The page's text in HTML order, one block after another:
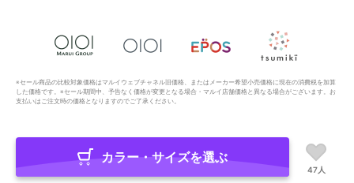
※セール商品の比較対象価格はマルイウェブチャネル旧価格、またはメーカー希望小売価格に現在の消費税を加算
した価格です。※セール期間中、予告なく価格が変更となる場合・マルイ店舗価格と異なる場合がございます。お
支払いはご注文時の価格となりますのでご了承ください。
Copyright All Rights Reserved. MARUI Co., Ltd
カラー・サイズを選ぶ
47人